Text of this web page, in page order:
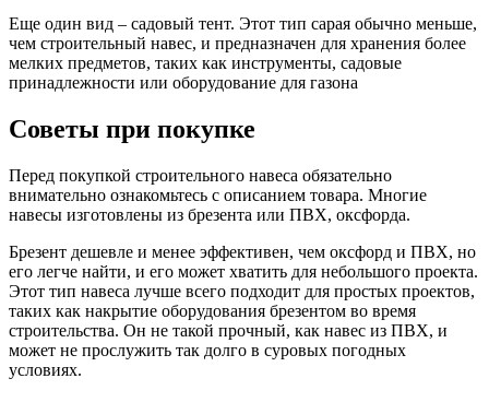
Еще один вид – садовый тент. Этот тип сарая обычно меньше,
чем строительный навес, и предназначен для хранения более
мелких предметов, таких как инструменты, садовые
принадлежности или оборудование для газона
Советы при покупке
Перед покупкой строительного навеса обязательно
внимательно ознакомьтесь с описанием товара. Многие
навесы изготовлены из брезента или ПВХ, оксфорда.
Брезент дешевле и менее эффективен, чем оксфорд и ПВХ, но
его легче найти, и его может хватить для небольшого проекта.
Этот тип навеса лучше всего подходит для простых проектов,
таких как накрытие оборудования брезентом во время
строительства. Он не такой прочный, как навес из ПВХ, и
может не прослужить так долго в суровых погодных
условиях.